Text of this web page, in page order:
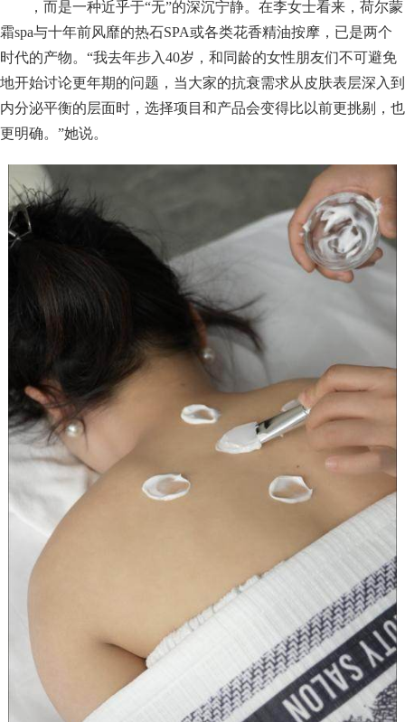
，而是一种近乎于“无”的深沉宁静。在李女士看来，荷尔蒙
霜spa与十年前风靡的热石SPA或各类花香精油按摩，已是两个
时代的产物。“我去年步入40岁，和同龄的女性朋友们不可避免
地开始讨论更年期的问题，当大家的抗衰需求从皮肤表层深入到
内分泌平衡的层面时，选择项目和产品会变得比以前更挑剔，也
更明确。”她说。